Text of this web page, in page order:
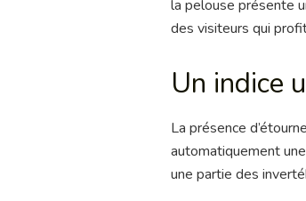
la pelouse présente
des visiteurs qui
Un indice
La présence
automatiquement
une partie des